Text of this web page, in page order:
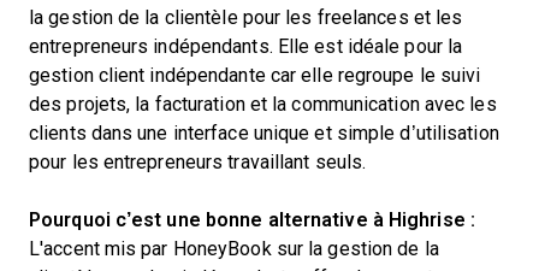
la gestion de la clientèle pour les freelances et les
entrepreneurs indépendants. Elle est idéale pour la
gestion client indépendante car elle regroupe le suivi
des projets, la facturation et la communication avec les
clients dans une interface unique et simple d’utilisation
pour les entrepreneurs travaillant seuls.
Pourquoi c’est une bonne alternative à Highrise :
L'accent mis par HoneyBook sur la gestion de la